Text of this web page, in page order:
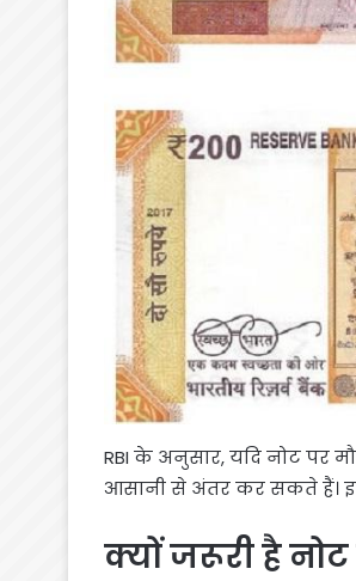
RBI के अनुसार, यदि नोट पर
आसानी से अंतर कर सकते हैं।
क्यों जरूरी है